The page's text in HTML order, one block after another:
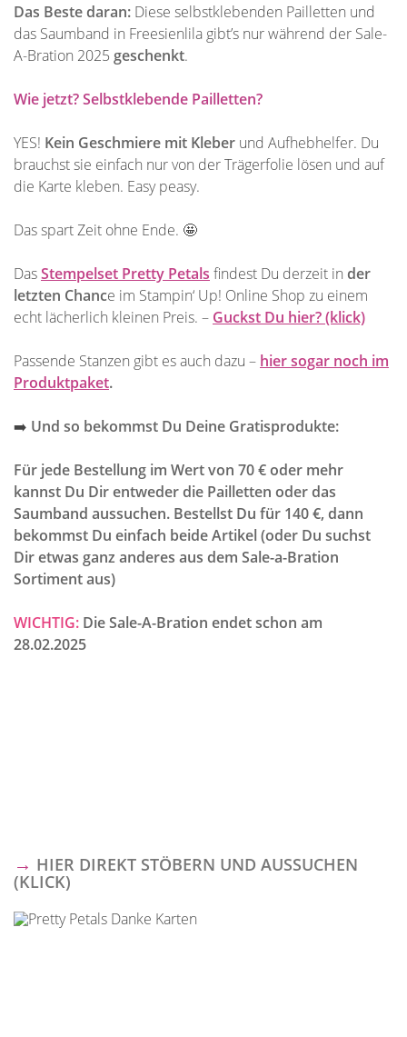
Das Beste daran: Diese selbstklebenden Pailletten und
das Saumband in Freesienlila gibt’s nur während der Sale-
A-Bration 2025 geschenkt.
Wie jetzt? Selbstklebende Pailletten?
YES! Kein Geschmiere mit Kleber und Aufhebhelfer. Du
brauchst sie einfach nur von der Trägerfolie lösen und auf
die Karte kleben. Easy peasy.
Das spart Zeit ohne Ende. 🤩
DasStempelset Pretty Petals findest Du derzeit in der
letzten Chance im Stampin‘ Up! Online Shop zu einem
echt lächerlich kleinen Preis. – Guckst Du hier? (klick)
Passende Stanzen gibt es auch dazu – hier sogar noch im
Produktpaket.
➡️ Und so bekommst Du Deine Gratisprodukte:
Für jede Bestellung im Wert von 70 € oder mehr
kannst Du Dir entweder die Pailletten oder das
Saumband aussuchen. Bestellst Du für 140 €, dann
bekommst Du einfach beide Artikel (oder Du suchst
Dir etwas ganz anderes aus dem Sale-a-Bration
Sortiment aus)
WICHTIG: Die Sale-A-Bration endet schon am
28.02.2025
→ HIER DIREKT STÖBERN UND AUSSUCHEN
(KLICK)